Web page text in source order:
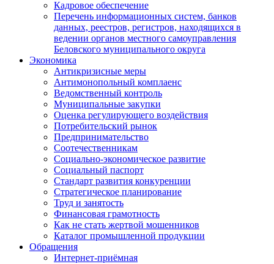
Кадровое обеспечение
Перечень информационных систем, банков
данных, реестров, регистров, находящихся в
ведении органов местного самоуправления
Беловского муниципального округа
Экономика
Антикризисные меры
Антимонопольный комплаенс
Ведомственный контроль
Муниципальные закупки
Оценка регулирующего воздействия
Потребительский рынок
Предпринимательство
Соотечественникам
Социально-экономическое развитие
Социальный паспорт
Стандарт развития конкуренции
Стратегическое планирование
Труд и занятость
Финансовая грамотность
Как не стать жертвой мошенников
Каталог промышленной продукции
Обращения
Интернет-приёмная